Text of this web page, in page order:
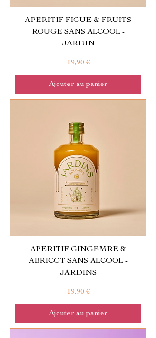
APERITIF FIGUE & FRUITS
ROUGE SANS ALCOOL -
JARDIN
Prix
19,90 €
Ajouter au panier
APERITIF GINGEMRE &
ABRICOT SANS ALCOOL -
JARDINS
Prix
19,90 €
Ajouter au panier